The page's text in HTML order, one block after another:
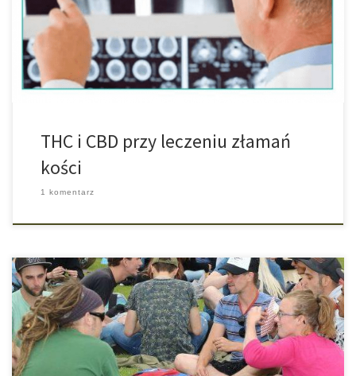
oraz Uniwersytecie Tel Aviv i dzięki którym stwierdzono, że THC
oraz cannabidiol, czyli CBD wspomagają gojenie i zrastanie się
złamanych kości oraz są w stanie […]
THC i CBD przy leczeniu złamań
kości
1 komentarz
Poza kilkoma wyjątkami mało jest znanych przypadków, aby
ktokolwiek po zapaleniu jointa stał się agresywny. Może jeśli
powiemy takiej osobie, że jeśli zapali jointa to popełni straszne
przestępstwo i użyje niebezpiecznego narkotyku, który szkodzi